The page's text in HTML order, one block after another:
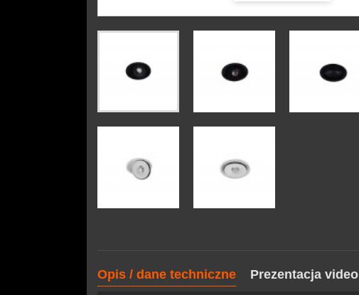
Opis / dane techniczne Prezentacja video